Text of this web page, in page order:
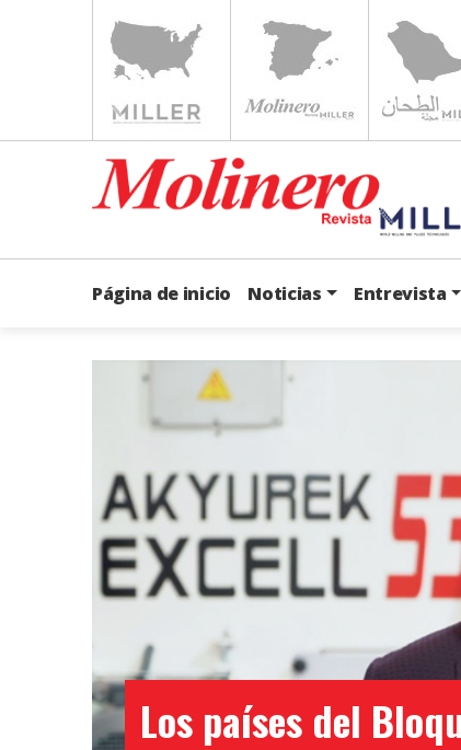
Página de inicio Noticias Entrevista
Los países del